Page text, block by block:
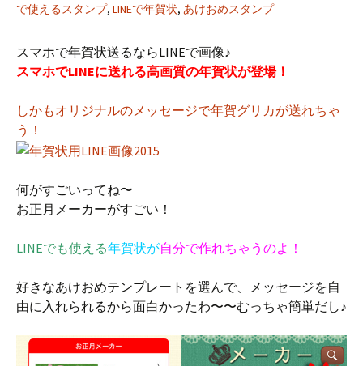
で使えるスタンプ, LINEで年賀状, あけおめスタンプ
スマホで年賀状送るならLINEで画像♪
スマホでLINEに送れる高画質の年賀状が登場！
しかもオリジナルのメッセージで年賀グリカが送れちゃ
う！
何がすごいってね〜
お正月メーカーがすごい！
LINEでも使える年賀状が自分で作れちゃうのよ！
好きなあけおめテンプレートを選んで、メッセージを自
由に入れられるから面白かったわ〜〜むっちゃ簡単だし♪